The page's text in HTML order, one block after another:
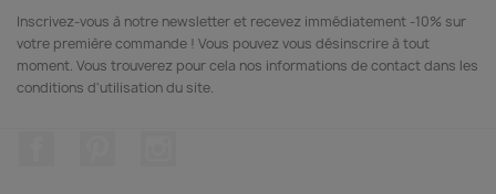
Inscrivez‑vous à notre newsletter et recevez immédiatement -10% sur
votre première commande ! Vous pouvez vous désinscrire à tout
moment. Vous trouverez pour cela nos informations de contact dans les
conditions d'utilisation du site.